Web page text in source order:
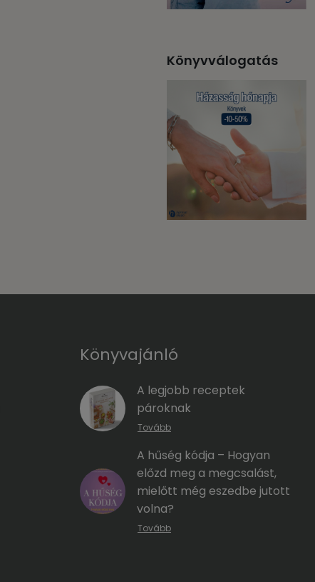
Könyvválogatás
Könyvajánló
A legjobb receptek
pároknak
Tovább
A hűség kódja – Hogyan
előzd meg a megcsalást,
mielőtt még eszedbe jutott
volna?
Tovább